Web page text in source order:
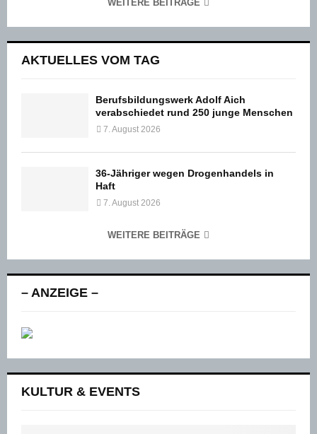
WEITERE BEITRÄGE
AKTUELLES VOM TAG
Berufsbildungswerk Adolf Aich
verabschiedet rund 250 junge Menschen
7. August 2026
36-Jähriger wegen Drogenhandels in
Haft
7. August 2026
WEITERE BEITRÄGE
– ANZEIGE –
KULTUR & EVENTS